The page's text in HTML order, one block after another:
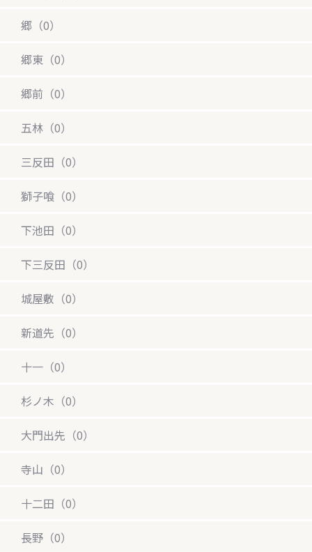
郷（0）
郷東（0）
郷前（0）
五林（0）
三反田（0）
獅子喰（0）
下池田（0）
下三反田（0）
城屋敷（0）
新道先（0）
十一（0）
杉ノ木（0）
大門出先（0）
寺山（0）
十二田（0）
長野（0）